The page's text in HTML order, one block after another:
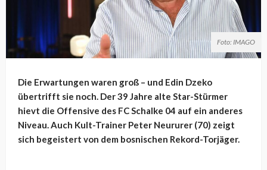
Foto: IMAGO
Die Erwartungen waren groß – und Edin Dzeko
übertrifft sie noch. Der 39 Jahre alte Star-Stürmer
hievt die Offensive des FC Schalke 04 auf ein anderes
Niveau. Auch Kult-Trainer Peter Neururer (70) zeigt
sich begeistert von dem bosnischen Rekord-Torjäger.